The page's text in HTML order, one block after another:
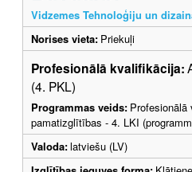
Vidzemes Tehnoloģiju un
Norises vieta: Priekuļi
Profesionālā kvalifikācija:
(4. PKL)
Programmas veids:
pamatizglītības - 4. LKI
Valoda:latviešu (LV)